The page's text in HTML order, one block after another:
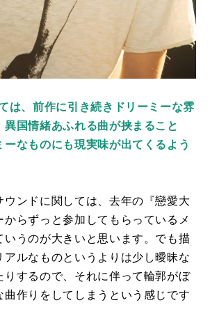
は、前作に引き続きドリーミーな雰
異国情緒あふれる曲が挟まること
ーなものにも現実味が出てくるよう
ウンドに関しては、去年の『戀愛大
からずっと参加してもらっているメ
いうのが大きいと思います。でも描
アルなものというよりは少し曖昧な
りするので、それに伴って輪郭がぼ
曲作りをしてしまうという感じです